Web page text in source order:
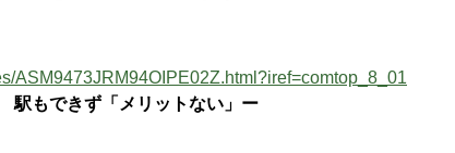
ASM9473JRM94OIPE02Z.html?iref=comtop_8_01
もできず「メリットない」ー